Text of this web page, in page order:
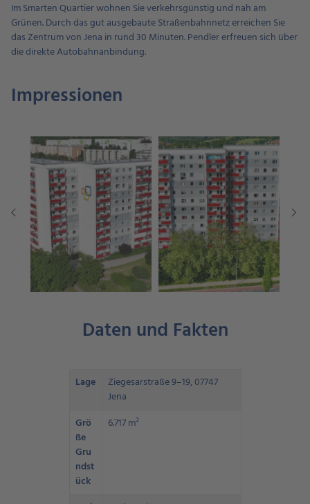
Im Smarten Quartier wohnen Sie verkehrsgünstig und nah am
Grünen. Durch das gut ausgebaute Straßenbahnnetz erreichen Sie
das Zentrum von Jena in rund 30 Minuten. Pendler erfreuen sich über
die direkte Autobahnanbindung.
Impressionen
Daten und Fakten
Lage
Ziegesarstraße 9–19, 07747
Jena
Grö
ße
Gru
ndst
ück
6.717 m²